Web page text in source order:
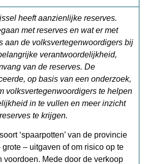
heeft aanzienlijke reserves.
met reserves en wat er met
aan de volksvertegenwoordigers bij
verantwoordelijkheid,
van de reserves. De
op basis van een onderzoek,
volksvertegenwoordigers te helpen
in te vullen en meer inzicht
te krijgen.
‘spaarpotten’ van de provincie
– uitgaven of om risico op te
voordoen. Mede door de verkoop